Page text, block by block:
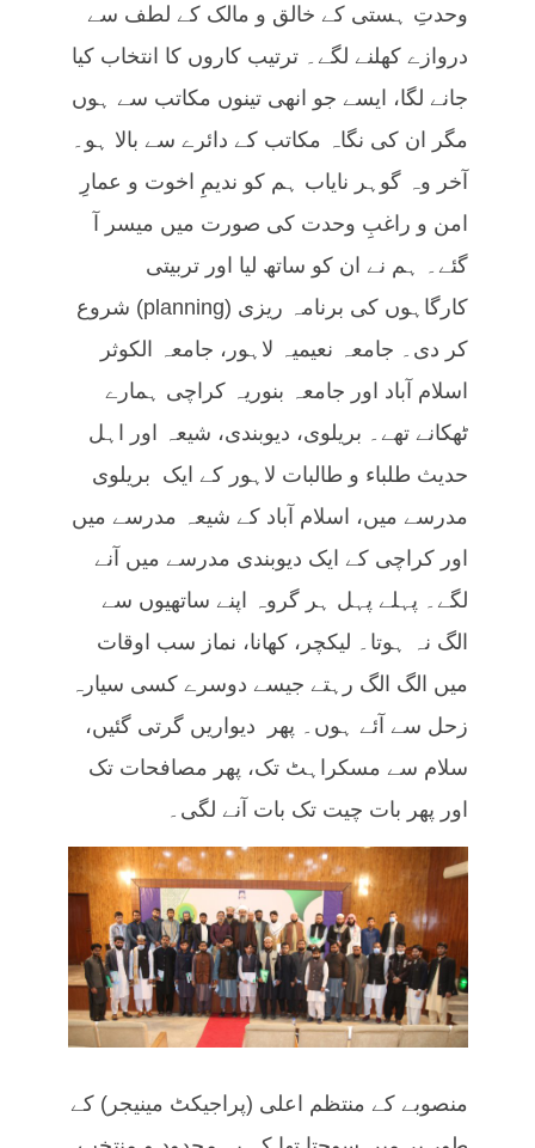
وحدتِ ہستی کے خالق و مالک کے لطف سے
دروازے کھلنے لگے۔ ترتیب کاروں کا انتخاب کیا
جانے لگا، ایسے جو انھی تینوں مکاتب سے ہوں
مگر ان کی نگاہ مکاتب کے دائرے سے بالا ہو۔
آخر وہ گوہر نایاب ہم کو ندیمِ اخوت و عمارِ
امن و راغبِ وحدت کی صورت میں میسر آ
گئے۔ ہم نے ان کو ساتھ لیا اور تربیتی
کارگاہوں کی برنامہ ریزی (planning) شروع
کر دی۔ جامعہ نعیمیہ لاہور، جامعہ الکوثر
اسلام آباد اور جامعہ بنوریہ کراچی ہمارے
ٹھکانے تھے۔ بریلوی، دیوبندی، شیعہ اور اہل
حدیث طلباء و طالبات لاہور کے ایک بریلوی
مدرسے میں، اسلام آباد کے شیعہ مدرسے میں
اور کراچی کے ایک دیوبندی مدرسے میں آنے
لگے۔ پہلے پہل ہر گروہ اپنے ساتھیوں سے
الگ نہ ہوتا۔ لیکچر، کھانا، نماز سب اوقات
میں الگ الگ رہتے جیسے دوسرے کسی سیارہ
زحل سے آئے ہوں۔ پھر دیواریں گرتی گئیں،
سلام سے مسکراہٹ تک، پھر مصافحات تک
اور پھر بات چیت تک بات آنے لگی۔
منصوبے کے منتظم اعلی (پراجیکٹ مینیجر) کے